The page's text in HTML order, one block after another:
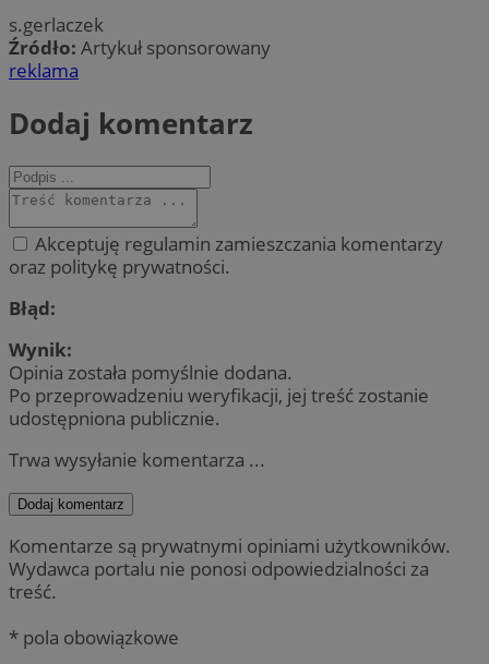
s.gerlaczek
Źródło: Artykuł sponsorowany
reklama
Dodaj komentarz
Akceptuję regulamin zamieszczania komentarzy
oraz politykę prywatności.
Błąd:
Wynik:
Opinia została pomyślnie dodana.
Po przeprowadzeniu weryfikacji, jej treść zostanie
udostępniona publicznie.
Trwa wysyłanie komentarza ...
Dodaj komentarz
Komentarze są prywatnymi opiniami użytkowników.
Wydawca portalu nie ponosi odpowiedzialności za
treść.
* pola obowiązkowe